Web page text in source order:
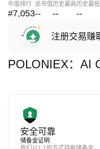
市值排行
#7,053
总市值
--
历史最高
--
历史最低
--
注册交易赚
POLONIEX：AI
安全可靠
储备金证明